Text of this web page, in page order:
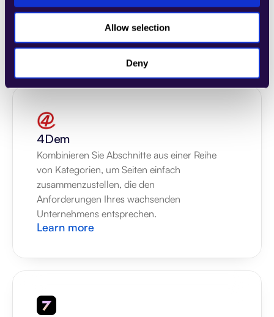
Allow selection
Deny
Anforderungen Ihres wachsenden
Unternehmens entsprechen.
Learn more
4Dem
Kombinieren Sie Abschnitte aus einer Reihe
von Kategorien, um Seiten einfach
zusammenzustellen, die den
Anforderungen Ihres wachsenden
Unternehmens entsprechen.
Learn more